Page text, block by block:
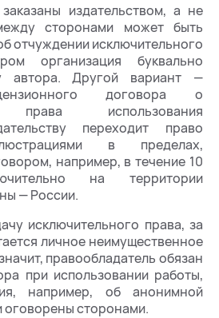
издательством, а не
сторонами может быть
отчуждении исключительного
организация буквально
автора. Другой вариант —
договора о
права использования
переходит право
в пределах,
например, в течение 10
на территории
— России.
исключительного права, за
личное неимущественное
правообладатель обязан
при использовании работы,
например, об анонимной
оговорены сторонами.